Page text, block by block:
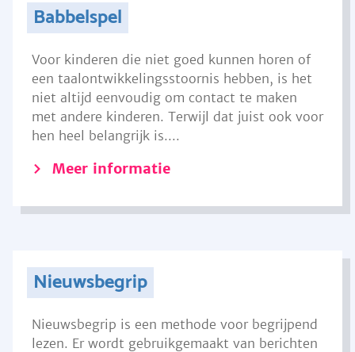
Babbelspel
Voor kinderen die niet goed kunnen horen of
een taalontwikkelingsstoornis hebben, is het
niet altijd eenvoudig om contact te maken
met andere kinderen. Terwijl dat juist ook voor
hen heel belangrijk is....
Meer informatie
Nieuwsbegrip
Nieuwsbegrip is een methode voor begrijpend
lezen. Er wordt gebruikgemaakt van berichten